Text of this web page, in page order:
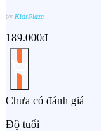
by KidsPlaza
189.000đ
Chưa có đánh giá
Độ tuổi